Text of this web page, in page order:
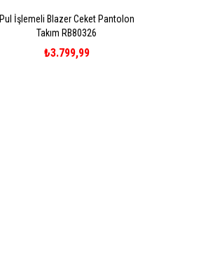
Pul İşlemeli Blazer Ceket Pantolon
Takım RB80326
₺3.799,99